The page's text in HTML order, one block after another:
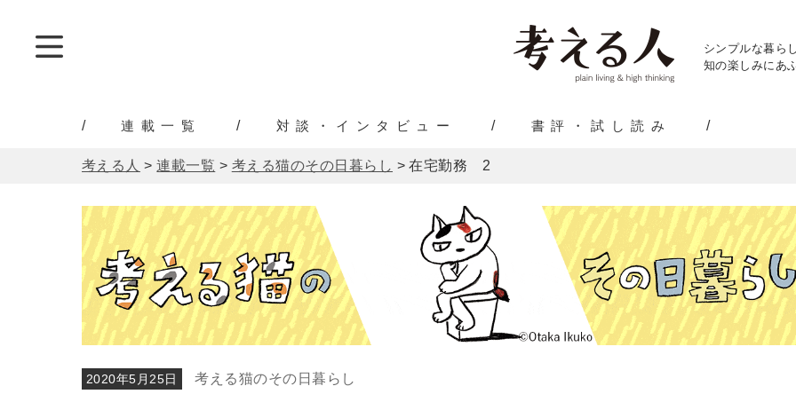
シンプルな暮ら
知の楽しみにあ
連載一覧 対談・インタビュー 書評・試し読み
考える人 >連載一覧 > 考える猫のその日暮らし >在宅勤務 2
2020年5月25日 考える猫のその日暮らし